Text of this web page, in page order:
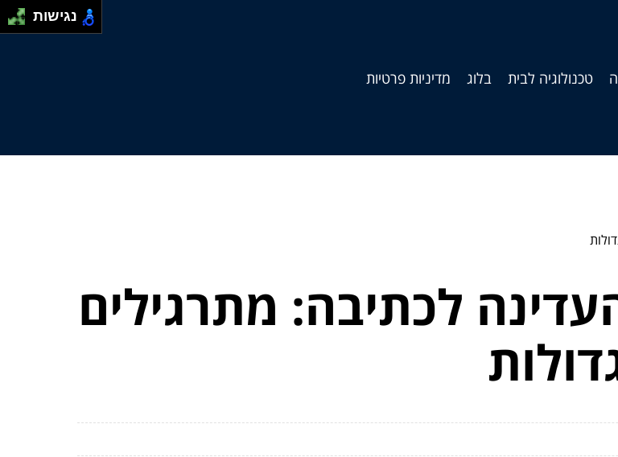
טכנולוגיה לבית בלוג מדיניות פרטיות
לכתיבה: מתרגילים
נגישות